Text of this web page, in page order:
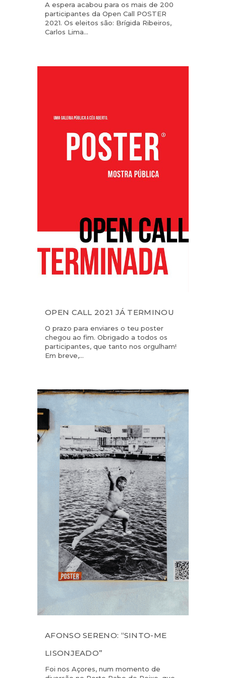
A espera acabou para os mais de 200
participantes da Open Call POSTER
2021. Os eleitos são: Brígida Ribeiros,
Carlos Lima...
OPEN CALL 2021 JÁ TERMINOU
O prazo para enviares o teu poster
chegou ao fim. Obrigado a todos os
participantes, que tanto nos orgulham!
Em breve,...
AFONSO SERENO: “SINTO-ME
LISONJEADO”
Foi nos Açores, num momento de